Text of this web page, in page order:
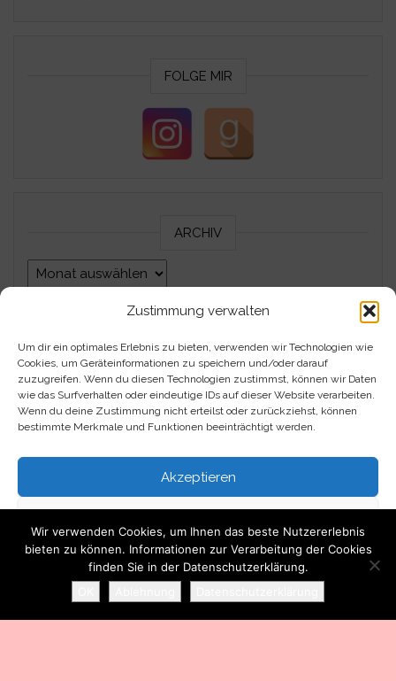
Zustimmung verwalten
Um dir ein optimales Erlebnis zu bieten, verwenden wir Technologien wie
Cookies, um Geräteinformationen zu speichern und/oder darauf
zuzugreifen. Wenn du diesen Technologien zustimmst, können wir Daten
wie das Surfverhalten oder eindeutige IDs auf dieser Website verarbeiten.
Wenn du deine Zustimmung nicht erteilst oder zurückziehst, können
bestimmte Merkmale und Funktionen beeinträchtigt werden.
Akzeptieren
Einstellungen ansehen
FOLGE MIR
ARCHIV
Archiv
Impressum
Datenschutzerklärung
Kontakt
Stolz präsentiert vonWordPress |Theme:Head Blog
Wir verwenden Cookies, um Ihnen das beste Nutzererlebnis
bieten zu können. Informationen zur Verarbeitung der Cookies
finden Sie in der Datenschutzerklärung.